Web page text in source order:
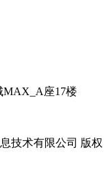
MAX_A座17楼
技术有限公司 版权